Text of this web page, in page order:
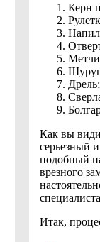
Керн
Дрель;
Как вы
серьезный
подобный
врезного
Итак,